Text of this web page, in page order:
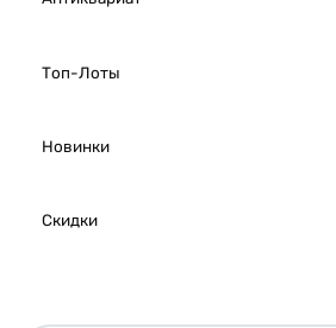
Топ-Лоты
Новинки
Скидки